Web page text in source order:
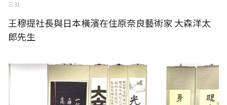
三 31
王穆提社長與日本橫濱在住原奈良藝術家 大森洋太
郎先生
王穆提社長與日本神奈川縣民中心畫廊管理者齋藤廣樹先生